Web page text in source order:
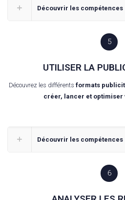
Découvrir les compétences
5
UTILISER LA
Découvrez les différents formats
créer, lancer et optimiser
Découvrir les compétences
6